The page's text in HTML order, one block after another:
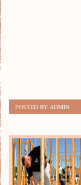
POSTED BY ADMIN